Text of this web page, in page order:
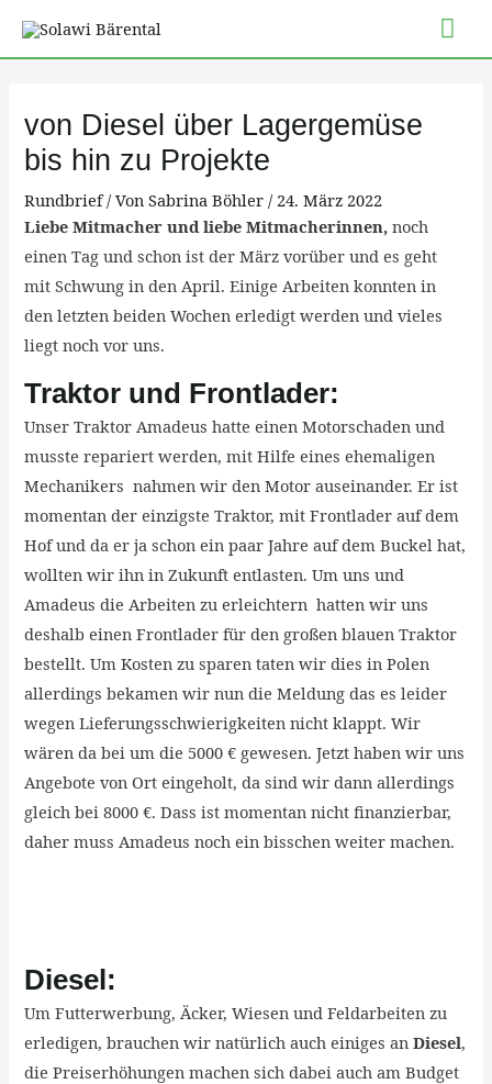
Inhalt
von Diesel über Lagergemüse
bis hin zu Projekte
Rundbrief/ VonSabrina Böhler / 24. März 2022
Liebe Mitmacher und liebe Mitmacherinnen, noch
einen Tag und schon ist der März vorüber und es geht
mit Schwung in den April. Einige Arbeiten konnten in
den letzten beiden Wochen erledigt werden und vieles
liegt noch vor uns.
Traktor und Frontlader:
Unser Traktor Amadeus hatte einen Motorschaden und
musste repariert werden, mit Hilfe eines ehemaligen
Mechanikers nahmen wir den Motor auseinander. Er ist
momentan der einzigste Traktor, mit Frontlader auf dem
Hof und da er ja schon ein paar Jahre auf dem Buckel hat,
wollten wir ihn in Zukunft entlasten. Um uns und
Amadeus die Arbeiten zu erleichtern hatten wir uns
deshalb einen Frontlader für den großen blauen Traktor
bestellt. Um Kosten zu sparen taten wir dies in Polen
allerdings bekamen wir nun die Meldung das es leider
wegen Lieferungsschwierigkeiten nicht klappt. Wir
wären da bei um die 5000 € gewesen. Jetzt haben wir uns
Angebote von Ort eingeholt, da sind wir dann allerdings
gleich bei 8000 €. Dass ist momentan nicht finanzierbar,
daher muss Amadeus noch ein bisschen weiter machen.
Diesel:
Um Futterwerbung, Äcker, Wiesen und Feldarbeiten zu
erledigen, brauchen wir natürlich auch einiges anDiesel,
die Preiserhöhungen machen sich dabei auch am Budget